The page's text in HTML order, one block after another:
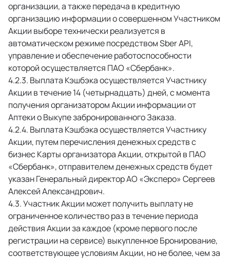
организации, а также передача в кредитную
организацию информации о совершенном Участником
Акции выборе технически реализуется в
автоматическом режиме посредством Sber API,
управление и обеспечение работоспособности
которой осуществляется ПАО «Сбербанк».
Выплата Кэшбэка осуществляется Участнику
Акции в течение 14 (четырнадцать) дней, с момента
получения организатором Акции информации от
Аптеки о Выкупе забронированного Заказа.
Выплата Кэшбэка осуществляется Участнику
Акции, путем перечисления денежных средств с
бизнес Карты организатора Акции, открытой в ПАО
«Сбербанк», отправителем денежных средств будет
указан Генеральный директор АО «Эксперо» Сергеев
Алексей Александрович.
Участник Акции может получить выплату не
ограниченное количество раз в течение периода
действия Акции за каждое (кроме первого после
регистрации на сервисе) выкупленное Бронирование,
соответствующее условиям Акции, но не более, чем за